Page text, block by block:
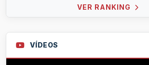
VER RANKING
VÍDEOS